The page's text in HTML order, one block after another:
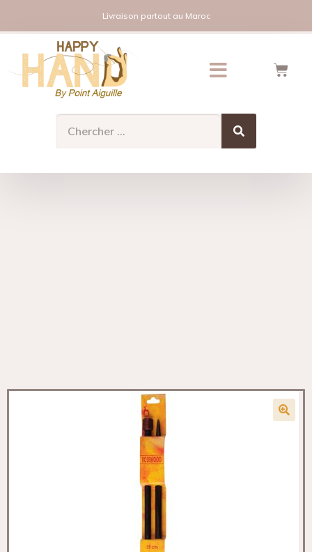
Livraison partout au Maroc